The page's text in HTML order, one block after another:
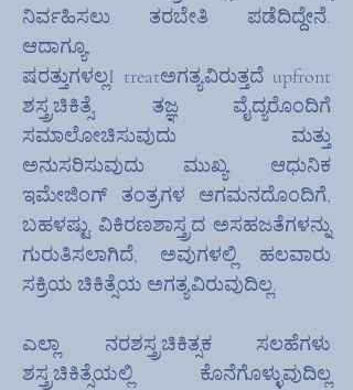
ನಿರ್ವಹಿಸಲು ತರಬೇತಿ ಪಡೆದಿದ್ದೇನೆ.
ಆದಾಗ್ಯೂ,
ಷರತ್ತುಗಳಲ್ಲI treatಅಗತ್ಯವಿರುತ್ತದೆ upfront
ಶಸ್ತ್ರಚಿಕಿತ್ಸೆ. ತಜ್ಞ ವೈದ್ಯರೊಂದಿಗೆ
ಸಮಾಲೋಚಿಸುವುದು ಮತ್ತು
ಅನುಸರಿಸುವುದು ಮುಖ್ಯ. ಆಧುನಿಕ
ಇಮೇಜಿಂಗ್ ತಂತ್ರಗಳ ಆಗಮನದೊಂದಿಗೆ,
ಬಹಳಷ್ಟು ವಿಕಿರಣಶಾಸ್ತ್ರದ ಅಸಹಜತೆಗಳನ್ನು
ಗುರುತಿಸಲಾಗಿದೆ, ಅವುಗಳಲ್ಲಿ ಹಲವಾರು
ಸಕ್ರಿಯ ಚಿಕಿತ್ಸೆಯ ಅಗತ್ಯವಿರುವುದಿಲ್ಲ.
ಎಲ್ಲಾ ನರಶಸ್ತ್ರಚಿಕಿತ್ಸಕ ಸಲಹೆಗಳು
ಶಸ್ತ್ರಚಿಕಿತ್ಸೆಯಲ್ಲಿ ಕೊನೆಗೊಳ್ಳುವುದಿಲ್ಲ